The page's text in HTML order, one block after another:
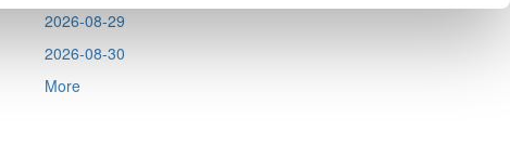
2026-08-29
2026-08-30
More